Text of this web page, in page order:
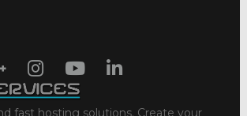
fast hosting solutions. Create your